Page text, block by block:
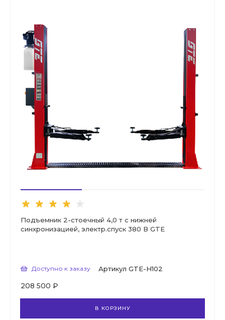
Подъемник 2-стоечный 4,0 т с нижней
синхронизацией, электр.спуск 380 В GTE
Доступно к заказу Артикул GTE-H102
208 500 ₽
В КОРЗИНУ